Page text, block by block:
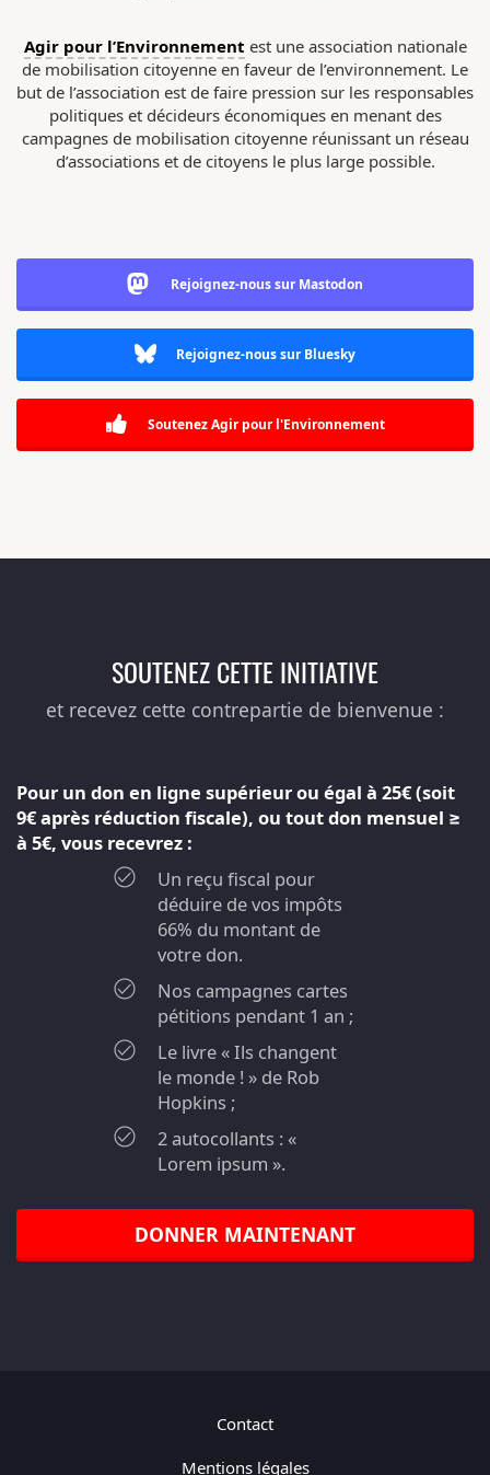
Agir pour l’Environnement est une association nationale
de mobilisation citoyenne en faveur de l’environnement. Le
but de l’association est de faire pression sur les responsables
politiques et décideurs économiques en menant des
campagnes de mobilisation citoyenne réunissant un réseau
d’associations et de citoyens le plus large possible.
Rejoignez-nous sur Mastodon
Rejoignez-nous sur Bluesky
Soutenez Agir pour l'Environnement
SOUTENEZ CETTE INITIATIVE
et recevez cette contrepartie de bienvenue :
Pour un don en ligne supérieur ou égal à 25€ (soit
9€ après réduction fiscale), ou tout don mensuel ≥
à 5€, vous recevrez :
Un reçu fiscal pour
déduire de vos impôts
66% du montant de
votre don.
Nos campagnes cartes
pétitions pendant 1 an ;
Le livre « Ils changent
le monde ! » de Rob
Hopkins ;
2 autocollants : «
Lorem ipsum ».
DONNER MAINTENANT
Contact
Mentions légales